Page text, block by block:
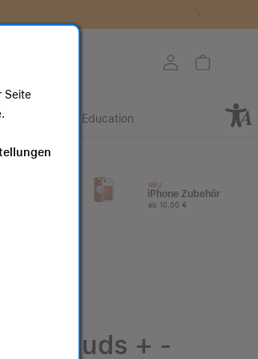
Mein KontoWarenkorb
Education
NEU
iPhone Zubehör
ab 10,00 €
Buds + -
Seite